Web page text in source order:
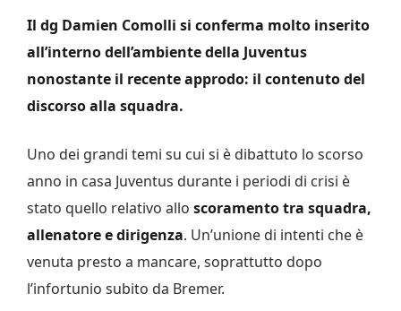
Il dg Damien Comolli si conferma molto inserito
all’interno dell’ambiente della Juventus
nonostante il recente approdo: il contenuto del
discorso alla squadra.
Uno dei grandi temi su cui si è dibattuto lo scorso
anno in casa Juventus durante i periodi di crisi è
stato quello relativo allo scoramento tra squadra,
allenatore e dirigenza. Un’unione di intenti che è
venuta presto a mancare, soprattutto dopo
l’infortunio subito da Bremer.